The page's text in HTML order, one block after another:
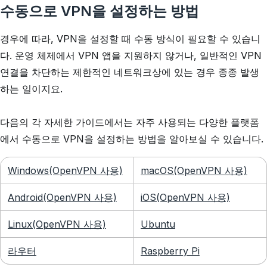
수동으로 VPN을 설정하는 방법
경우에 따라, VPN을 설정할 때 수동 방식이 필요할 수 있습니
다. 운영 체제에서 VPN 앱을 지원하지 않거나, 일반적인 VPN
연결을 차단하는 제한적인 네트워크상에 있는 경우 종종 발생
하는 일이지요.
다음의 각 자세한 가이드에서는 자주 사용되는 다양한 플랫폼
에서 수동으로 VPN을 설정하는 방법을 알아보실 수 있습니다.
Windows(OpenVPN 사용) macOS(OpenVPN 사용)
Android(OpenVPN 사용) iOS(OpenVPN 사용)
Linux(OpenVPN 사용) Ubuntu
라우터 Raspberry Pi